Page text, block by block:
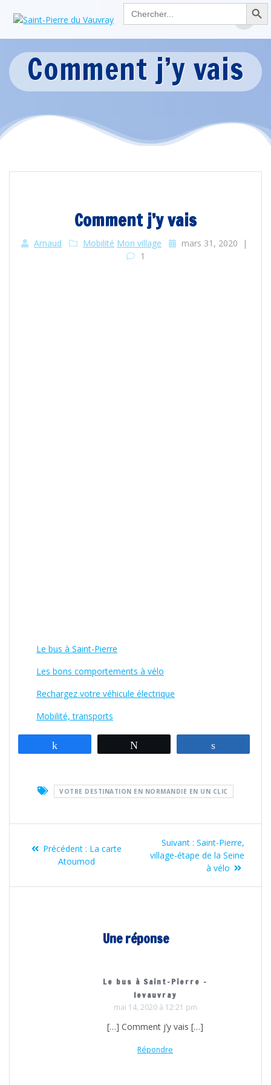
Search Search Button
Passer
au
Comment j’y vais
Comment j’y vais
Arnaud Mobilité Mon village mars 31, 2020 |
1
Le bus à Saint-Pierre
Les bons comportements à vélo
Rechargez votre véhicule électrique
Mobilité, transports
VOTRE DESTINATION EN NORMANDIE EN UN CLIC
Précédent : Article
précédent
La carte
Atoumod
Suivant : Article
suivant
Saint-Pierre,
village-étape de la Seine
à vélo
Une réponse
Le bus à Saint-Pierre -
levauvray
mai 14, 2020 à 12:21 pm
[…] Comment j’y vais […]
Répondre